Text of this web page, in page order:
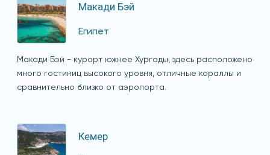
Макади Бэй
Египет
Макади Бэй - курорт южнее Хургады, здесь расположено
много гостиниц высокого уровня, отличные кораллы и
сравнительно близко от аэропорта.
Кемер